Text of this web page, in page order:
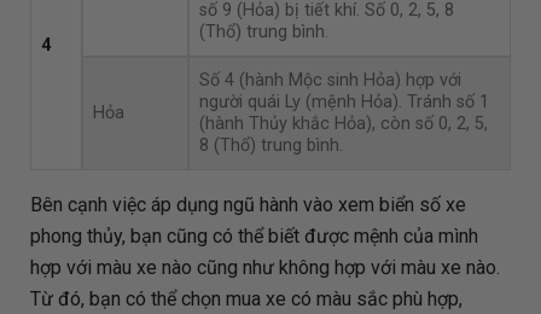
4
số 9 (Hỏa) bị tiết khí. Số 0, 2, 5, 8
(Thổ) trung bình.
Hỏa
Số 4 (hành Mộc sinh Hỏa) hợp với
người quái Ly (mệnh Hỏa). Tránh số 1
(hành Thủy khắc Hỏa), còn số 0, 2, 5,
8 (Thổ) trung bình.
Bên cạnh việc áp dụng ngũ hành vào xem biển số xe
phong thủy, bạn cũng có thể biết được mệnh của mình
hợp với màu xe nào cũng như không hợp với màu xe nào.
Từ đó, bạn có thể chọn mua xe có màu sắc phù hợp,